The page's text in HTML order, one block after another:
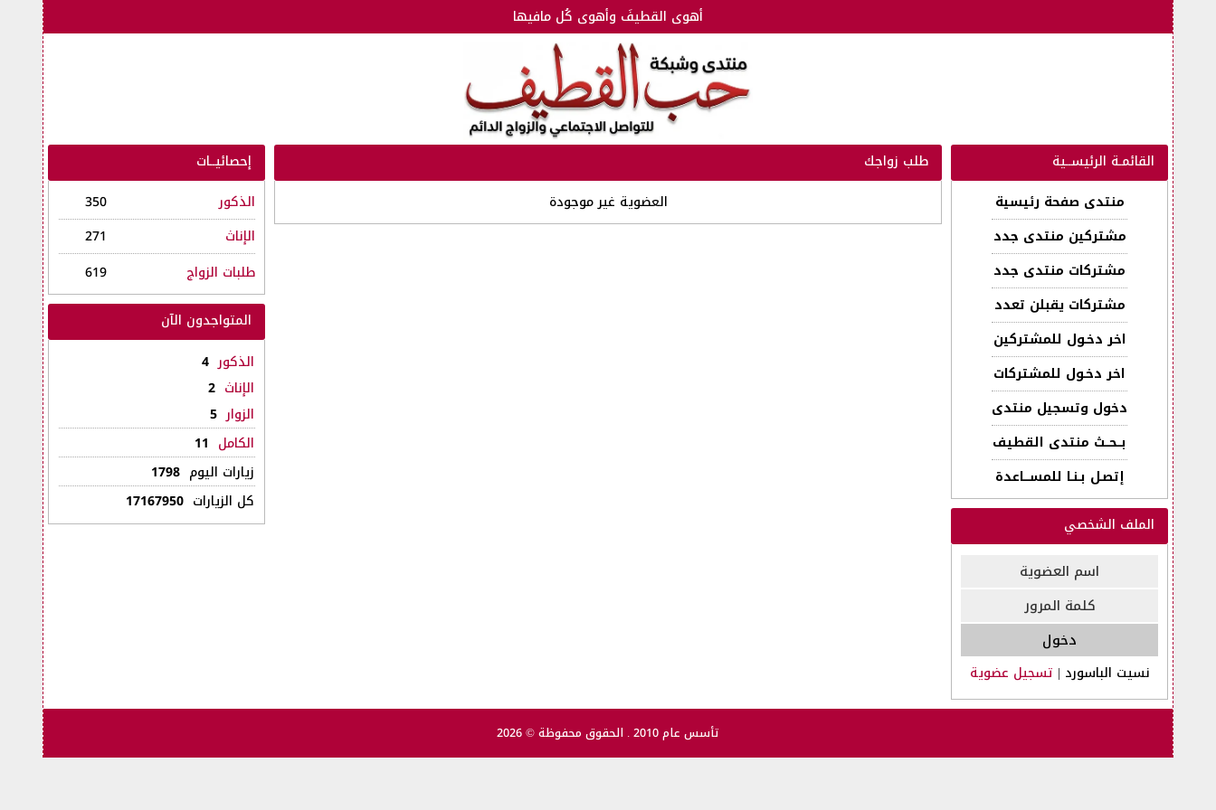
أهوى القطيفَ وأهوى كُل مافيها
القائمـة الرئيســية
منتدى صفحة رئيسية
مشتركين منتدى جدد
مشتركات منتدى جدد
مشتركات يقبلن تعدد
اخر دخـول للمشتركين
اخر دخـول للمشتركات
دخول وتسجيل منتدى
بــحــث منتدى القطيف
إتصـل بـنـا للمســـاعدة
الملف الشخصي
نسيت الباسورد | تسجيل عضوية
طلب زواجك
العضوية غير موجودة
إحصائيــات
الذكور
350
الإناث
271
طلبات الزواج
619
المتواجدون الآن
الذكور 4
الإناث 2
الزوار 5
الكامل 11
زيارات اليوم1798
كل الزيارات17167950
تأسس عام 2010 . الحقوق محفوظة © 2026